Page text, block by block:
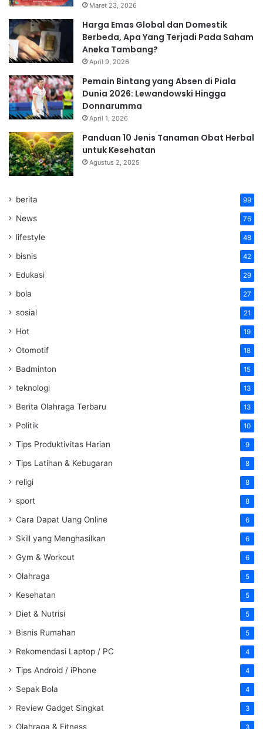
Maret 23, 2026
Harga Emas Global dan Domestik
Berbeda, Apa Yang Terjadi Pada Saham
Aneka Tambang?
April 9, 2026
Pemain Bintang yang Absen di Piala
Dunia 2026: Lewandowski Hingga
Donnarumma
April 1, 2026
Panduan 10 Jenis Tanaman Obat Herbal
untuk Kesehatan
Agustus 2, 2025
berita 99
News 76
lifestyle 48
bisnis 42
Edukasi 29
bola 27
sosial 21
Hot 19
Otomotif 18
Badminton 15
teknologi 13
Berita Olahraga Terbaru 13
Politik 10
Tips Produktivitas Harian 9
Tips Latihan & Kebugaran 8
religi 8
sport 8
Cara Dapat Uang Online 6
Skill yang Menghasilkan 6
Gym & Workout 6
Olahraga 5
Kesehatan 5
Diet & Nutrisi 5
Bisnis Rumahan 5
Rekomendasi Laptop / PC 4
Tips Android / iPhone 4
Sepak Bola 4
Review Gadget Singkat 3
Olahraga & Fitness 3